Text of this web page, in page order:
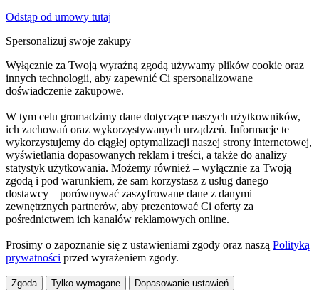
Odstąp od umowy tutaj
Spersonalizuj swoje zakupy
Wyłącznie za Twoją wyraźną zgodą używamy plików cookie oraz
innych technologii, aby zapewnić Ci spersonalizowane
doświadczenie zakupowe.
W tym celu gromadzimy dane dotyczące naszych użytkowników,
ich zachowań oraz wykorzystywanych urządzeń. Informacje te
wykorzystujemy do ciągłej optymalizacji naszej strony internetowej,
wyświetlania dopasowanych reklam i treści, a także do analizy
statystyk użytkowania. Możemy również – wyłącznie za Twoją
zgodą i pod warunkiem, że sam korzystasz z usług danego
dostawcy – porównywać zaszyfrowane dane z danymi
zewnętrznych partnerów, aby prezentować Ci oferty za
pośrednictwem ich kanałów reklamowych online.
Prosimy o zapoznanie się z ustawieniami zgody oraz naszą Polityką
prywatności przed wyrażeniem zgody.
Zgoda Tylko wymagane Dopasowanie ustawień